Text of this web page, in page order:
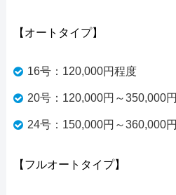
【オートタイプ】
16号：120,000円程度
20号：120,000円～350,000円
24号：150,000円～360,000円
【フルオートタイプ】